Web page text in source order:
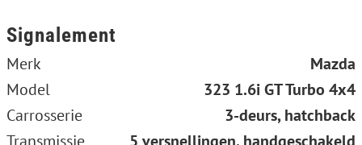
Signalement
Merk
Mazda
Model
323 1.6i GT Turbo 4x4
Carrosserie
3-deurs, hatchback